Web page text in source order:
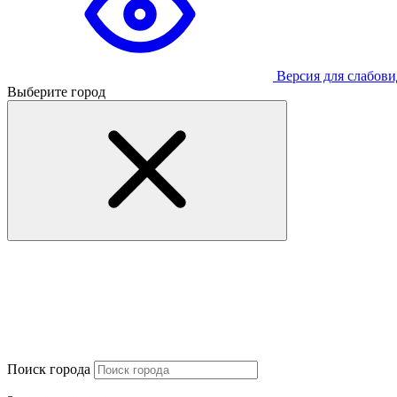
Версия для
Выберите город
Поиск города